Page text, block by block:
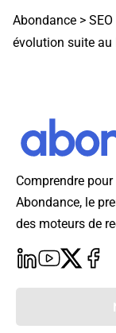
Abondance >
évolution suite au
Comprendre
Abondance, le
des moteurs de